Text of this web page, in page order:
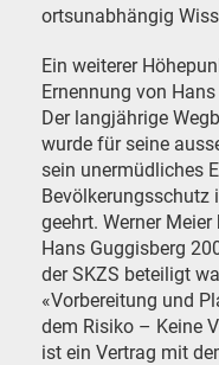
ortsunabhängig
Ein weiterer
Ernennung von
Der langjährige
wurde für seine
sein unermüdliches
Bevölkerungsschutz
geehrt. Werner
Hans Guggisberg
der SKZS beteiligt
«Vorbereitung und
dem Risiko – Keine
ist ein Vertrag mit